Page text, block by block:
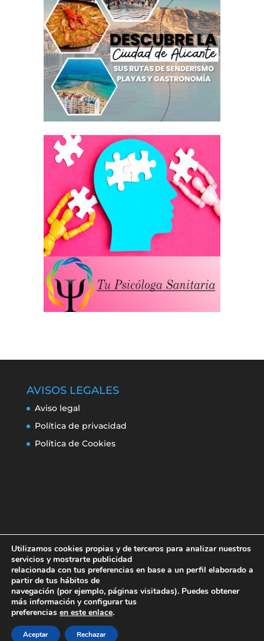
AVISOS LEGALES
Aviso legal
Política de privacidad
Política de Cookies
Aviso legal
Política de privacidad
Política de Cookies
Erroresclima 2019-220
Utilizamos cookies propias y de terceros para analizar nuestros
servicios y mostrarte publicidad
relacionada con tus preferencias en base a un perfil elaborado a
partir de tus hábitos de
navegación (por ejemplo, páginas visitadas). Puedes obtener
más información y configurar tus
preferencias en este enlace.
Aceptar Rechazar